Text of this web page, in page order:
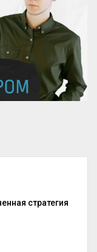
стратегия